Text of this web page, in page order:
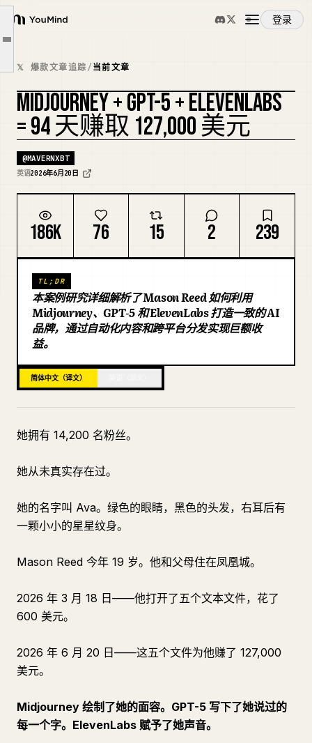
YouMind
登录
概览
使用案例
技能
提示词
定价
下载
博客
更新
文章大纲
第三部分：GPT-5 是大脑。
第五部分：一篇帖子变成十篇。
数字。
技术栈。
𝕏 爆款文章追踪/当前文章
复刻封面
MIDJOURNEY + GPT-5 + ELEVENLABS
= 94 天赚取 127,000 美元
@MAVERNXBT
英语2026年6月20日
186K 76 15 2 239
TL;DR
本案例研究详细解析了 Mason Reed 如何利用
Midjourney、GPT-5 和 ElevenLabs 打造一致的 AI
品牌，通过自动化内容和跨平台分发实现巨额收
益。
简体中文（译文）
她拥有 14,200 名粉丝。
她从未真实存在过。
她的名字叫 Ava。绿色的眼睛，黑色的头发，右耳后有
一颗小小的星星纹身。
Mason Reed 今年 19 岁。他和父母住在凤凰城。
2026 年 3 月 18 日——他打开了五个文本文件，花了
600 美元。
2026 年 6 月 20 日——这五个文件为他赚了 127,000
美元。
Midjourney 绘制了她的面容。GPT-5 写下了她说过的
每一个字。ElevenLabs 赋予了她声音。